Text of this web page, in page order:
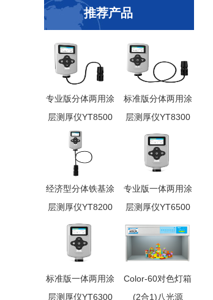
推荐产品
专业版分体两用涂
层测厚仪YT8500
标准版分体两用涂
层测厚仪YT8300
经济型分体铁基涂
层测厚仪YT8200
专业版一体两用涂
层测厚仪YT6500
标准版一体两用涂
层测厚仪YT6300
Color-60对色灯箱
(2合1)八光源